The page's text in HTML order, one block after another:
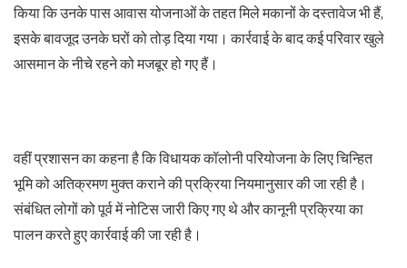
किया कि उनके पास आवास योजनाओं के तहत मिले मकानों के दस्तावेज भी हैं,
इसके बावजूद उनके घरों को तोड़ दिया गया। कार्रवाई के बाद कई परिवार खुले
आसमान के नीचे रहने को मजबूर हो गए हैं।
वहीं प्रशासन का कहना है कि विधायक कॉलोनी परियोजना के लिए चिन्हित
भूमि को अतिक्रमण मुक्त कराने की प्रक्रिया नियमानुसार की जा रही है।
संबंधित लोगों को पूर्व में नोटिस जारी किए गए थे और कानूनी प्रक्रिया का
पालन करते हुए कार्रवाई की जा रही है।